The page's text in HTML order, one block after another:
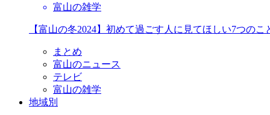
富山の雑学
【富山の冬2024】初めて過ごす人に見てほしい7つのこ
まとめ
富山のニュース
テレビ
富山の雑学
地域別